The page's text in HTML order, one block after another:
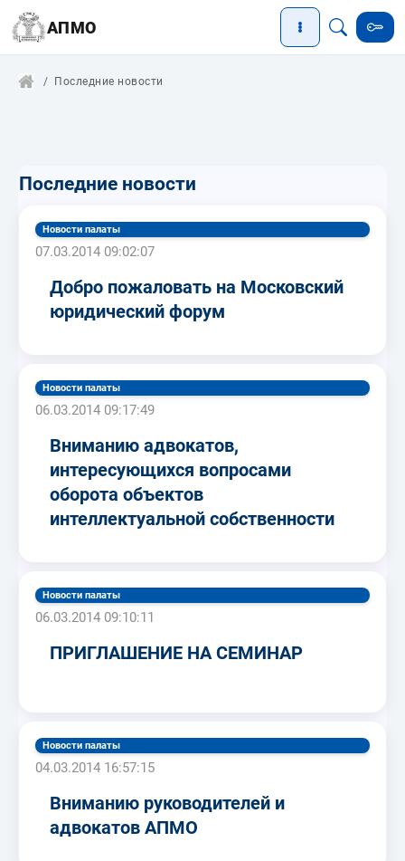
АПМО
Последние новости
Последние новости
Новости палаты
07.03.2014 09:02:07
Добро пожаловать на Московский
юридический форум
Новости палаты
06.03.2014 09:17:49
Вниманию адвокатов,
интересующихся вопросами
оборота объектов
интеллектуальной собственности
Новости палаты
06.03.2014 09:10:11
ПРИГЛАШЕНИЕ НА СЕМИНАР
Новости палаты
04.03.2014 16:57:15
Вниманию руководителей и
адвокатов АПМО